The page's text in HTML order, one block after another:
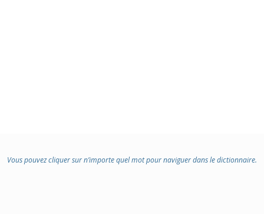
Vous pouvez cliquer sur n’importe quel mot pour naviguer dans le dictionnaire.